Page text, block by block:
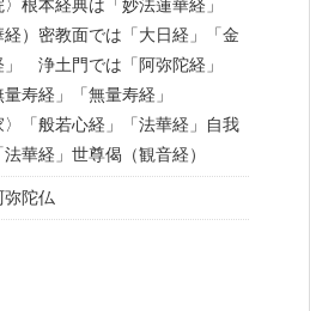
〉根本経典は「妙法蓮華経」
経）密教面では「大日経」「金
」 浄土門では「阿弥陀経」
量寿経」「無量寿経」
〉「般若心経」「法華経」自我
華経」世尊偈（観音経）
弥陀仏